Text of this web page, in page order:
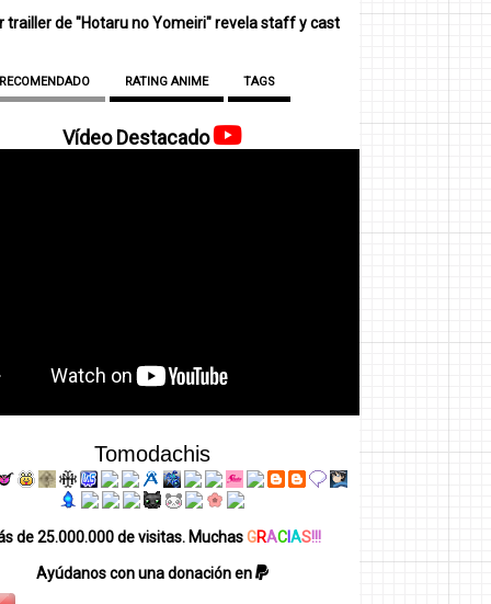
trailler de "Hotaru no Yomeiri" revela staff y cast
RATING ANIME TAGS
Vídeo Destacado
Tomodachis
de 25.000.000 de visitas. MuchasGRACAS!!!
Ayúdanos con una donación en